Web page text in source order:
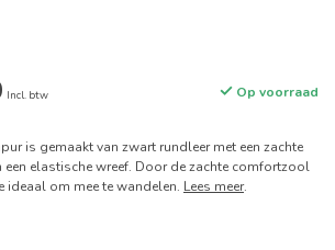
Incl. btw Op voorraad
is gemaakt van zwart rundleer met een zachte
een elastische wreef. Door de zachte comfortzool
ideaal om mee te wandelen. Lees meer.